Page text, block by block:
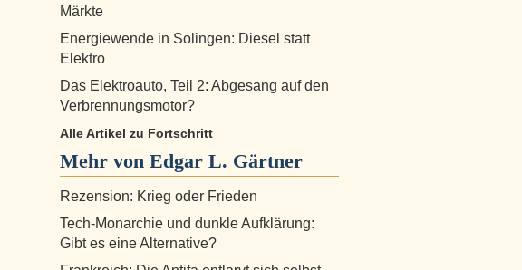
Märkte
Energiewende in Solingen: Diesel statt
Elektro
Das Elektroauto, Teil 2: Abgesang auf den
Verbrennungsmotor?
Alle Artikel zu Fortschritt
Mehr von Edgar L. Gärtner
Rezension: Krieg oder Frieden
Tech-Monarchie und dunkle Aufklärung:
Gibt es eine Alternative?